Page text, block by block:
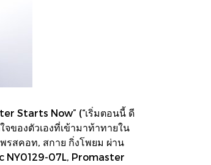
Starts Now” (“เริ่มตอนนี้ ดี
ของตัวเองที่เข้ามาท้าทายใน
รสคอท, สกาย กิ่งโพยม ผ่าน
NY0129-07L, Promaster